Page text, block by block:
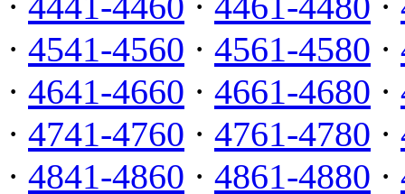
· 4541-4560 · 4561-4580 ·
· 4641-4660 · 4661-4680 ·
· 4741-4760 · 4761-4780 ·
· 4841-4860 · 4861-4880 ·